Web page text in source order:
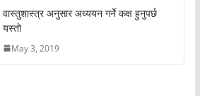
वास्तुशास्त्र अनुसार अध्ययन गर्ने कक्ष हुनुपर्छ
यस्तो
May 3, 2019